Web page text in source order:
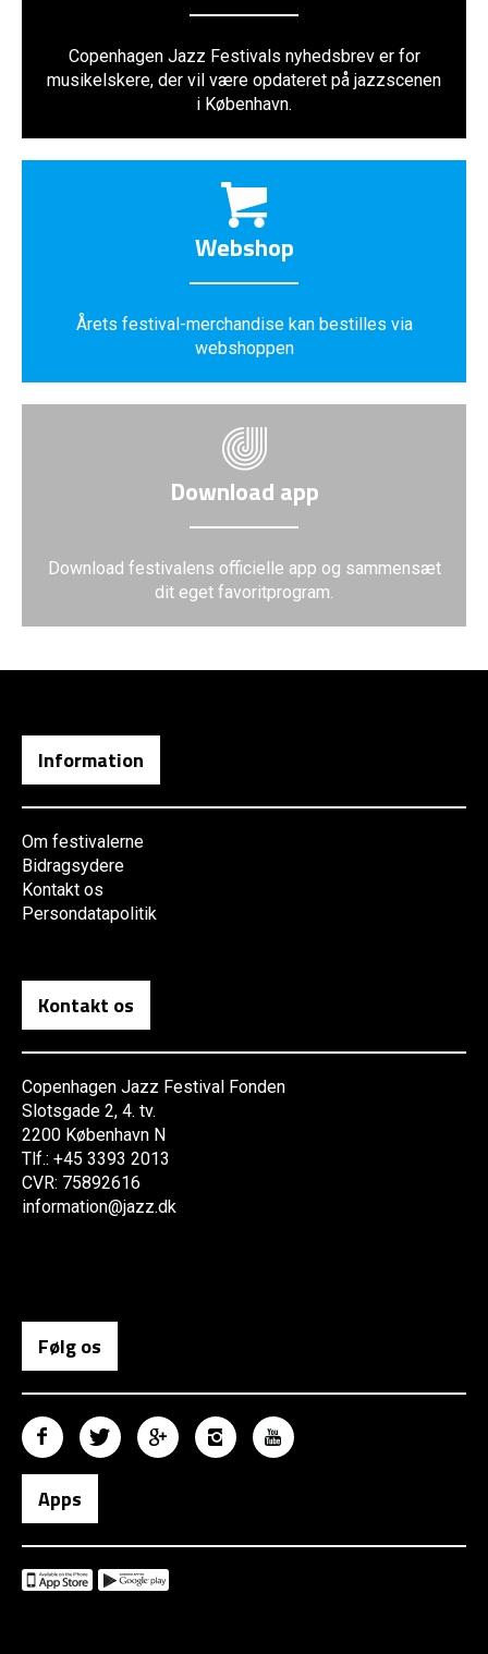
Copenhagen Jazz Festivals nyhedsbrev er for
musikelskere, der vil være opdateret på jazzscenen
i København.
Webshop
Årets festival-merchandise kan bestilles via
webshoppen
Download app
Download festivalens officielle app og sammensæt
dit eget favoritprogram.
Information
Om festivalerne
Bidragsydere
Kontakt os
Persondatapolitik
Kontakt os
Copenhagen Jazz Festival Fonden
Slotsgade 2, 4. tv.
2200 København N
Tlf.: +45 3393 2013
CVR: 75892616
information@jazz.dk
Følg os
Apps